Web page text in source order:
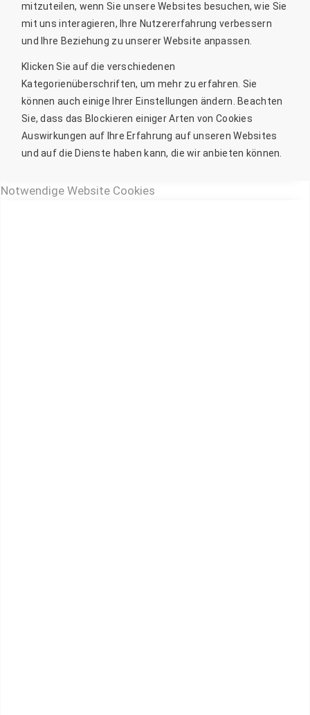
mitzuteilen, wenn Sie unsere Websites besuchen, wie Sie
mit uns interagieren, Ihre Nutzererfahrung verbessern
und Ihre Beziehung zu unserer Website anpassen.
Klicken Sie auf die verschiedenen
Kategorienüberschriften, um mehr zu erfahren. Sie
können auch einige Ihrer Einstellungen ändern. Beachten
Sie, dass das Blockieren einiger Arten von Cookies
Auswirkungen auf Ihre Erfahrung auf unseren Websites
und auf die Dienste haben kann, die wir anbieten können.
Notwendige Website Cookies